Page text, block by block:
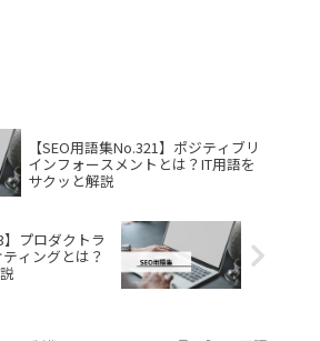
【SEO用語集No.321】ポジティブリ
インフォースメントとは？IT用語を
サクッと解説
】プロダクトラ
ィングとは？